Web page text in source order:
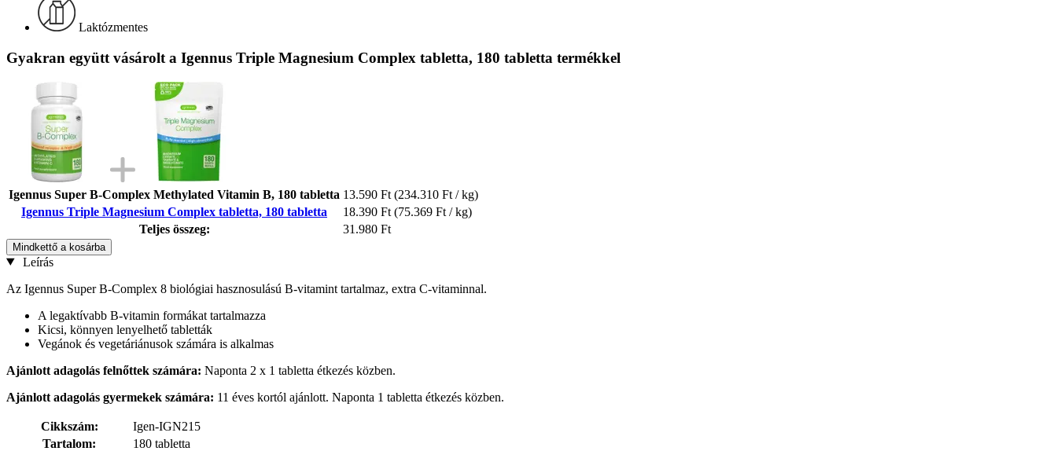
Laktózmentes
Gyakran együtt vásárolt a Igennus Triple Magnesium Complex tabletta, 180 tabletta termékkel
Igennus Super B-Complex Methylated Vitamin B, 180 tabletta 13.590 Ft (234.310 Ft / kg)
Igennus Triple Magnesium Complex tabletta, 180 tabletta
18.390 Ft (75.369 Ft / kg)
Teljes összeg:
31.980 Ft
Mindkettő a kosárba
Leírás
Az Igennus Super B-Complex 8 biológiai hasznosulású B-vitamint tartalmaz, extra C-vitaminnal.
A legaktívabb B-vitamin formákat tartalmazza
Kicsi, könnyen lenyelhető tabletták
Vegánok és vegetáriánusok számára is alkalmas
Ajánlott adagolás felnőttek számára: Naponta 2 x 1 tabletta étkezés közben.
Ajánlott adagolás gyermekek számára: 11 éves kortól ajánlott. Naponta 1 tabletta étkezés közben.
Cikkszám:
Igen-IGN215
Tartalom:
180 tabletta